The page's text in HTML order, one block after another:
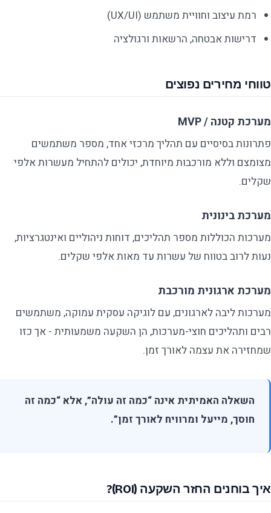
רמת עיצוב וחוויית משתמש (UX/UI)
דרישות אבטחה, הרשאות ורגולציה
טווחי מחירים נפוצים
מערכת קטנה / MVP
פתרונות בסיסיים עם תהליך מרכזי אחד, מספר משתמשים
מצומצם וללא מורכבות מיוחדת, יכולים להתחיל מעשרות אלפי
שקלים.
מערכת בינונית
מערכות הכוללות מספר תהליכים, דוחות ניהוליים ואינטגרציות,
נעות לרוב בטווח של עשרות עד מאות אלפי שקלים.
מערכת ארגונית מורכבת
מערכות ליבה לארגונים, עם לוגיקה עסקית עמוקה, משתמשים
רבים ותהליכים חוצי-מערכות, הן השקעה משמעותית - אך כזו
שמחזירה את עצמה לאורך זמן.
השאלה האמיתית אינה “כמה זה עולה”, אלא “כמה זה
חוסך, מייעל ומרוויח לאורך זמן”.
איך בוחנים החזר השקעה (ROI)?